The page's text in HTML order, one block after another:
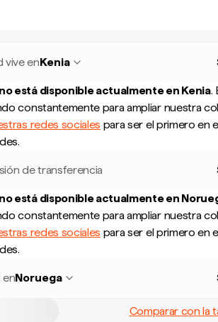
vive enKenia
está disponible actualmente en Kenia.
constantemente para ampliar nuestra
redes sociales para ser el primero en
de transferencia
está disponible actualmente en
constantemente para ampliar nuestra
redes sociales para ser el primero en
enNoruega
Comparar con la